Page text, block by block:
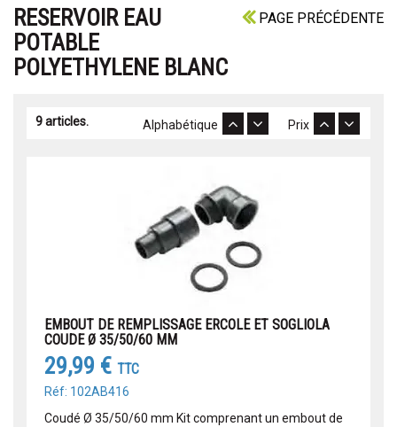
PAGE PRÉCÉDENTE
RESERVOIR EAU
POTABLE
POLYETHYLENE BLANC
9 articles. Prix
Alphabétique
EMBOUT DE REMPLISSAGE ERCOLE ET SOGLIOLA
COUDE Ø 35/50/60 MM
29,99 € TTC
Réf: 102AB416
Coudé Ø 35/50/60 mm Kit comprenant un embout de